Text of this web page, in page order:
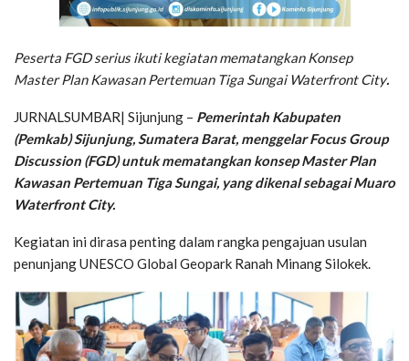
Peserta FGD serius ikuti kegiatan mematangkan Konsep
Master Plan Kawasan Pertemuan Tiga Sungai Waterfront City.
JURNALSUMBAR| Sijunjung – Pemerintah Kabupaten
(Pemkab) Sijunjung, Sumatera Barat, menggelar Focus Group
Discussion (FGD) untuk mematangkan konsep Master Plan
Kawasan Pertemuan Tiga Sungai, yang dikenal sebagai Muaro
Waterfront City.
Kegiatan ini dirasa penting dalam rangka pengajuan usulan
penunjang UNESCO Global Geopark Ranah Minang Silokek.